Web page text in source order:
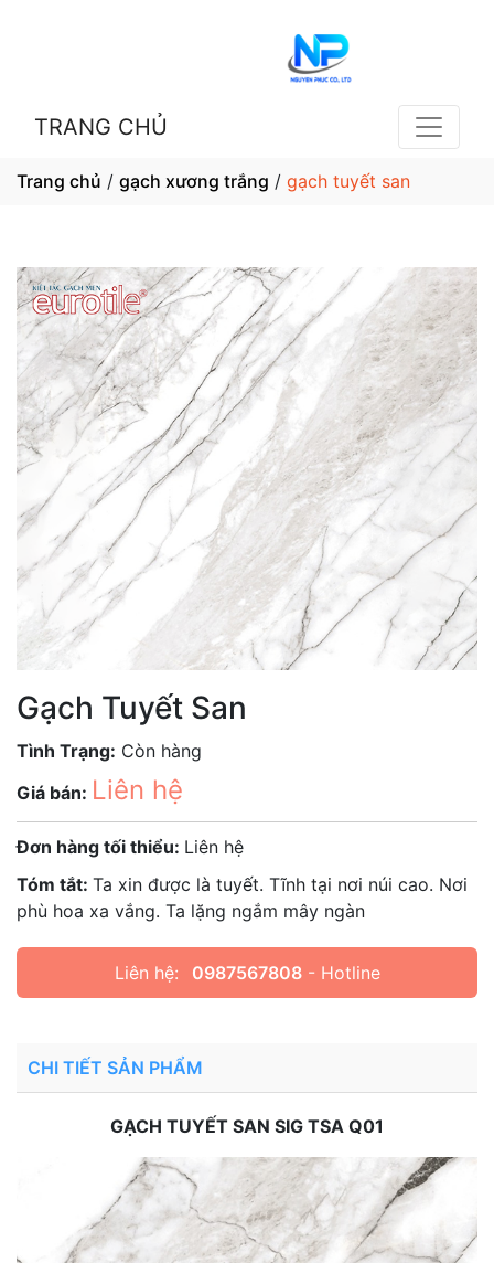
TRANG CHỦ
Trang chủ / gạch xương trắng / gạch tuyết san
Gạch Tuyết San
Tình Trạng: Còn hàng
Giá bán: Liên hệ
Đơn hàng tối thiểu: Liên hệ
Tóm tắt: Ta xin được là tuyết. Tĩnh tại nơi núi cao. Nơi
phù hoa xa vắng. Ta lặng ngắm mây ngàn
Liên hệ: 0987567808- Hotline
CHI TIẾT SẢN PHẨM
GẠCH TUYẾT SAN SIG TSA Q01